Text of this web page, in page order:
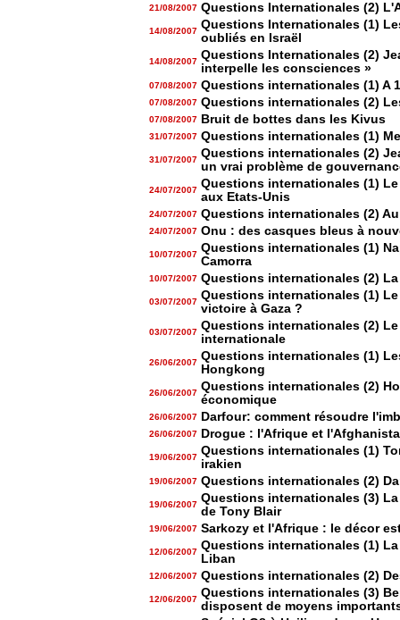
21/08/2007 Questions Internationales (2)
14/08/2007 Questions Internationales (1)
oubliés en Israël
14/08/2007 Questions Internationales (2)
interpelle les consciences »
07/08/2007 Questions internationales (1) A
07/08/2007 Questions internationales (2)
07/08/2007 Bruit de bottes dans les Kivus
31/07/2007 Questions internationales (1)
31/07/2007 Questions internationales (2)
un vrai problème de
24/07/2007 Questions internationales (1)
aux Etats-Unis
24/07/2007 Questions internationales (2)
24/07/2007 Onu : des casques bleus à
10/07/2007 Questions internationales (1)
Camorra
10/07/2007 Questions internationales (2)
03/07/2007 Questions internationales (1)
victoire à Gaza ?
03/07/2007 Questions internationales (2)
internationale
26/06/2007 Questions internationales (1)
Hongkong
26/06/2007 Questions internationales (2)
économique
26/06/2007 Darfour: comment résoudre
26/06/2007 Drogue : l'Afrique et
19/06/2007 Questions internationales (1)
irakien
19/06/2007 Questions internationales (2)
19/06/2007 Questions internationales (3)
de Tony Blair
19/06/2007 Sarkozy et l'Afrique : le décor
12/06/2007 Questions internationales (1)
Liban
12/06/2007 Questions internationales (2)
12/06/2007 Questions internationales (3)
disposent de moyens